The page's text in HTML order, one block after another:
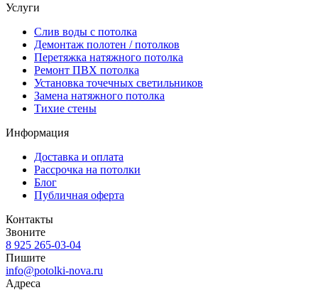
Услуги
Слив воды с потолка
Демонтаж полотен / потолков
Перетяжка натяжного потолка
Ремонт ПВХ потолка
Установка точечных светильников
Замена натяжного потолка
Тихие стены
Информация
Доставка и оплата
Рассрочка на потолки
Блог
Публичная оферта
Контакты
Звоните
8 925 265-03-04
Пишите
info@potolki-nova.ru
Адресa